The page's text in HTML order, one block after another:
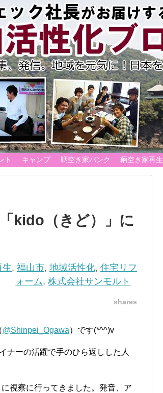
ト キャンプ 鞆空き家バンク 鞆空き家再生
kido（きど）」に
, 福山市, 地域活性化, 住宅リフ
ォーム,株式会社サンモルト
shares
@Shinpei_Ogawa）です(*^^)v
ナーの活躍で手のひら返しした人
視察に行ってきました。発音、ア